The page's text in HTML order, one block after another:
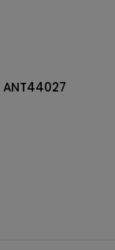
ANT44027